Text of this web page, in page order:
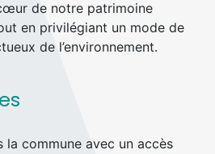
de notre patrimoine
en privilégiant un mode de
de l’environnement.
la commune avec un accès